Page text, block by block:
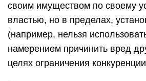
своим имуществом по своему
властью, но в пределах,
(например, нельзя
намерением причинить вред
целях ограничения